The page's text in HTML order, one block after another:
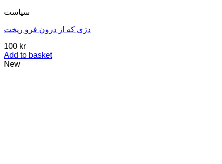
سیاست
دژی که از درون فرو ریخت
100 kr
Add to basket
New